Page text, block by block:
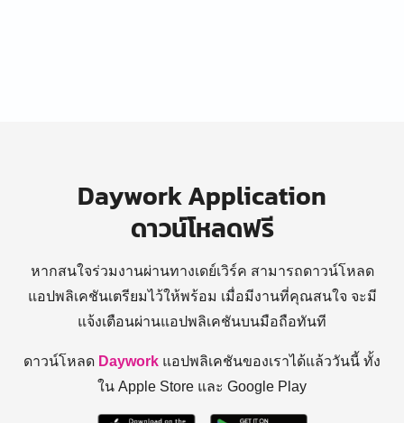
Daywork Application
ดาวน์โหลดฟรี
หากสนใจร่วมงานผ่านทางเดย์เวิร์ค สามารถดาวน์โหลด
แอปพลิเคชันเตรียมไว้ให้พร้อม เมื่อมีงานที่คุณสนใจ จะมี
แจ้งเตือนผ่านแอปพลิเคชันบนมือถือทันที
ดาวน์โหลด Daywork แอปพลิเคชันของเราได้แล้ววันนี้ ทั้ง
ใน Apple Store และ Google Play